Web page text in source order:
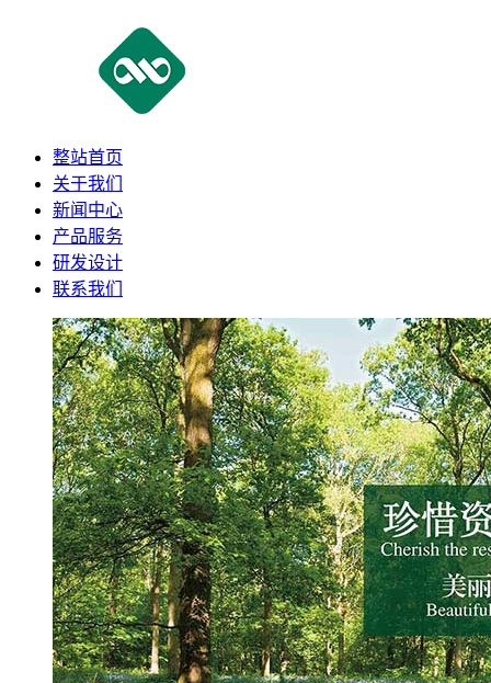
整站首页
关于我们
新闻中心
产品服务
研发设计
联系我们